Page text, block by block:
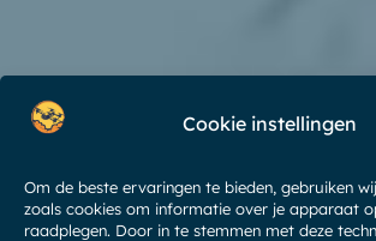
Cookie instellingen
Om de beste ervaringen te bieden, gebruiken
zoals cookies om informatie over je apparaat
raadplegen. Door in te stemmen met deze